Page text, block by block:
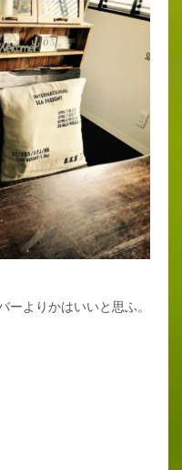
ーよりかはいいと思ふ。